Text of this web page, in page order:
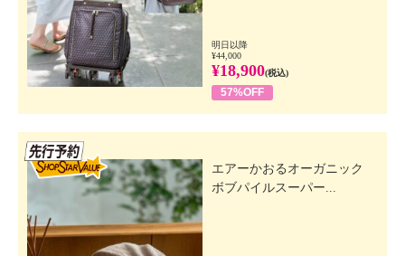
明日以降
¥44,000
¥18,900(税込)
57%OFF
エアーかおるオーガニック
ボブパイルスーパー...